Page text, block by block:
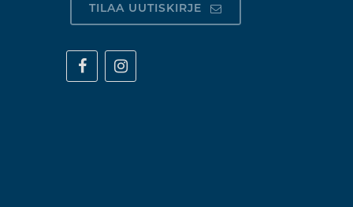
TILAA UUTISKIRJE